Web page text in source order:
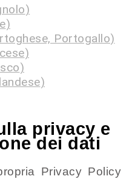
)
)
Portogallo)
)
)
)
privacy e
dei dati
Privacy Policy